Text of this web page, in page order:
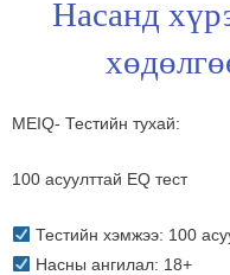
Насанд
MEIQ- Тестийн тухай:
100 асуулттай EQ тест
Тестийн хэмжээ: 100
Насны ангилал: 18+